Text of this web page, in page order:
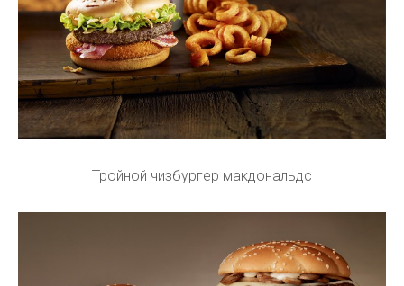
Тройной чизбургер макдональдс